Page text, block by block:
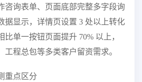
咨询表单、页面底部完整多字段询
据显示，详情页设置 3 处以上转化
单一按钮页面提升 70% 以上，
工程总包等多类客户留资需求。
重点区分